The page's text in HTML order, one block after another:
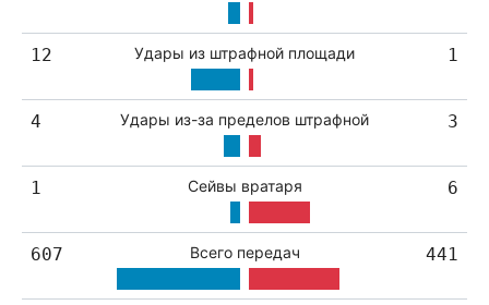
12 Удары из штрафной площади 1
4 Удары из-за пределов штрафной 3
1 Сейвы вратаря 6
607 Всего передач 441